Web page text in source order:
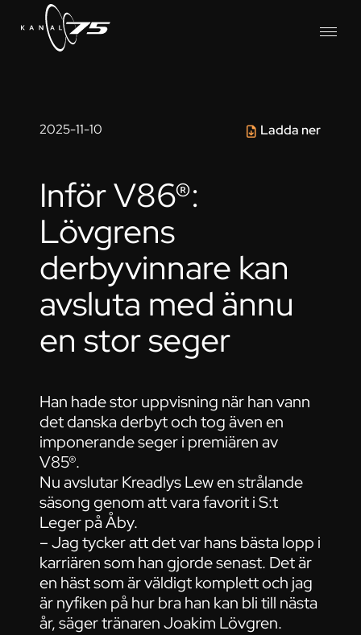
2025-11-10 Ladda ner
Inför V86®:
Lövgrens
derbyvinnare kan
avsluta med ännu
en stor seger
Han hade stor uppvisning när han vann
det danska derbyt och tog även en
imponerande seger i premiären av
V85®.
Nu avslutar Kreadlys Lew en strålande
säsong genom att vara favorit i S:t
Leger på Åby.
– Jag tycker att det var hans bästa lopp i
karriären som han gjorde senast. Det är
en häst som är väldigt komplett och jag
är nyfiken på hur bra han kan bli till nästa
år, säger tränaren Joakim Lövgren.